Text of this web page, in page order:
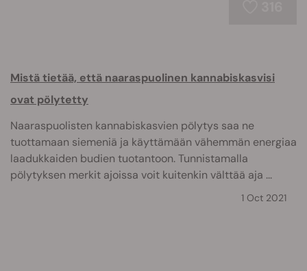
Mistä tietää, että naaraspuolinen kannabiskasvisi
ovat pölytetty
Naaraspuolisten kannabiskasvien pölytys saa ne
tuottamaan siemeniä ja käyttämään vähemmän energiaa
laadukkaiden budien tuotantoon. Tunnistamalla
pölytyksen merkit ajoissa voit kuitenkin välttää aja ...
1 Oct 2021